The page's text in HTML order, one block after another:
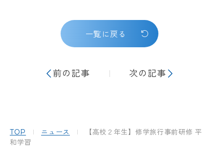
前の記事
一覧に戻る
次の記事
TOP ニュース
【高校２年生】修学旅行事前研修 平
和学習